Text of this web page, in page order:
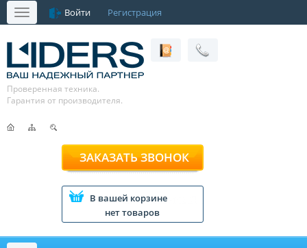
Меню Войти Регистрация
Проверенная техника.
Гарантия от производителя.
ЗАКАЗАТЬ ЗВОНОК
В вашей корзине
нет товаров